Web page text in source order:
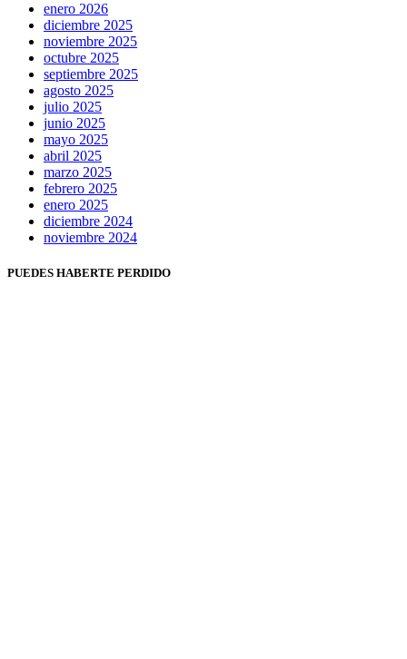
enero 2026
diciembre 2025
noviembre 2025
octubre 2025
septiembre 2025
agosto 2025
julio 2025
junio 2025
mayo 2025
abril 2025
marzo 2025
febrero 2025
enero 2025
diciembre 2024
noviembre 2024
PUEDES HABERTE PERDIDO